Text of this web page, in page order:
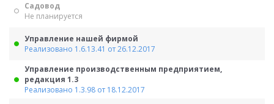
Садовод
Не планируется
Управление нашей фирмой
Реализовано 1.6.13.41 от 26.12.2017
Управление производственным предприятием,
редакция 1.3
Реализовано 1.3.98 от 18.12.2017